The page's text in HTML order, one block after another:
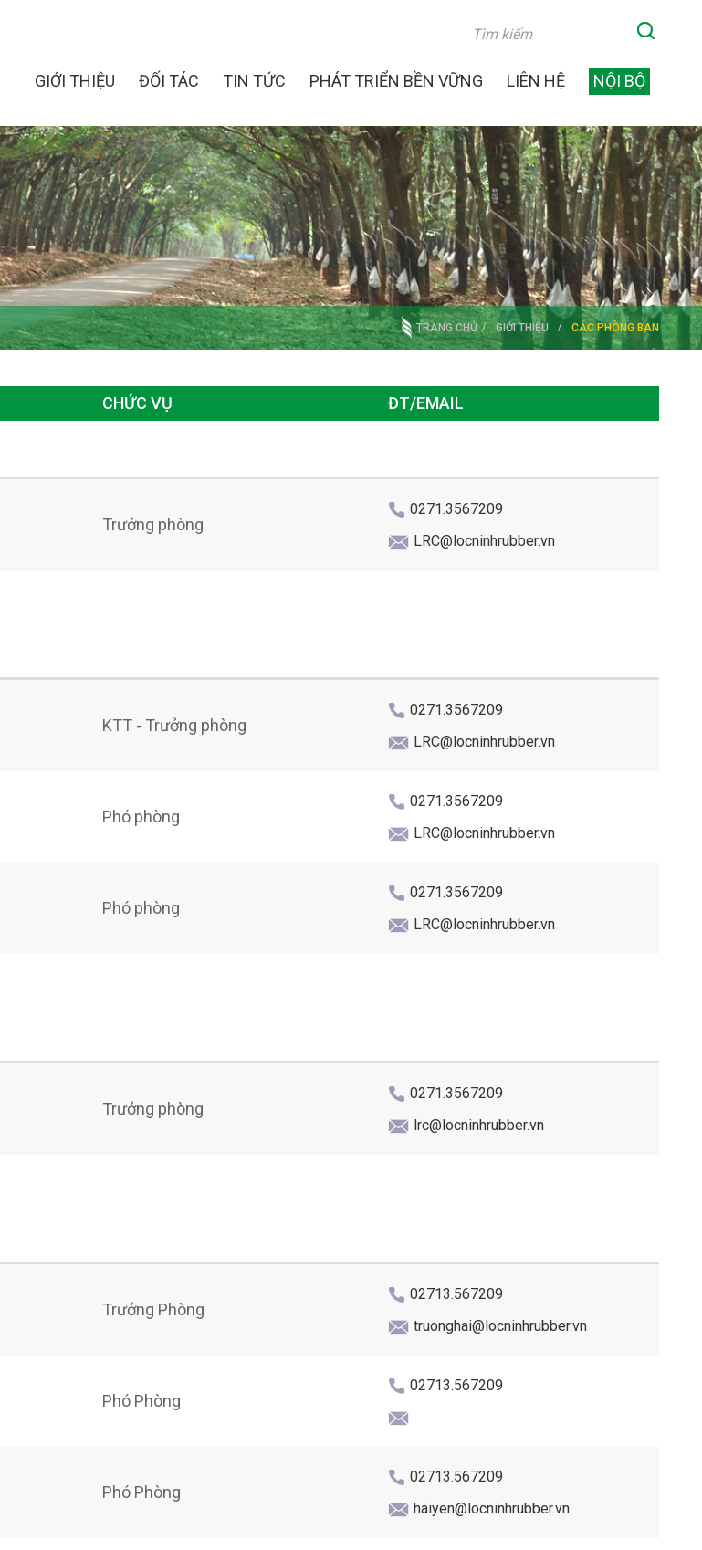
GIỚI THIỆU ĐỐI TÁC TIN TỨC PHÁT TRIỂN BỀN VỮNG LIÊN HỆ NỘI BỘ
TRANG CHỦ GIỚI THIỆU CÁC PHÒNG BAN
CHỨC VỤ ĐT/EMAIL
Trưởng phòng
0271.3567209
LRC@locninhrubber.vn
KTT - Trưởng phòng
0271.3567209
LRC@locninhrubber.vn
Phó phòng
0271.3567209
LRC@locninhrubber.vn
Phó phòng
0271.3567209
LRC@locninhrubber.vn
Trưởng phòng
0271.3567209
lrc@locninhrubber.vn
Trưởng Phòng
02713.567209
truonghai@locninhrubber.vn
Phó Phòng
02713.567209
Phó Phòng
02713.567209
haiyen@locninhrubber.vn